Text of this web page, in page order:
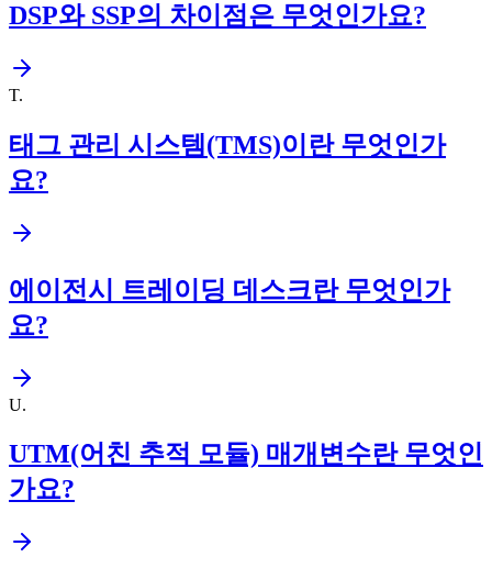
DSP와 SSP의 차이점은 무엇인가요?
T.
태그 관리 시스템(TMS)이란 무엇인가
요?
에이전시 트레이딩 데스크란 무엇인가
요?
U.
UTM(어친 추적 모듈) 매개변수란 무엇인
가요?